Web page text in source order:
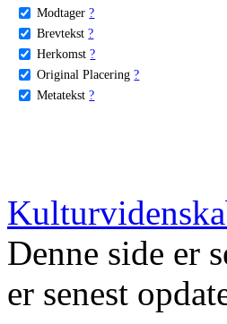
Modtager ?
Brevtekst ?
Herkomst ?
Original Placering ?
Metatekst ?
Denne side er
er senest